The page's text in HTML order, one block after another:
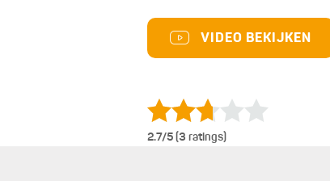
VIDEO BEKIJKEN
2.7/5 (3 ratings)